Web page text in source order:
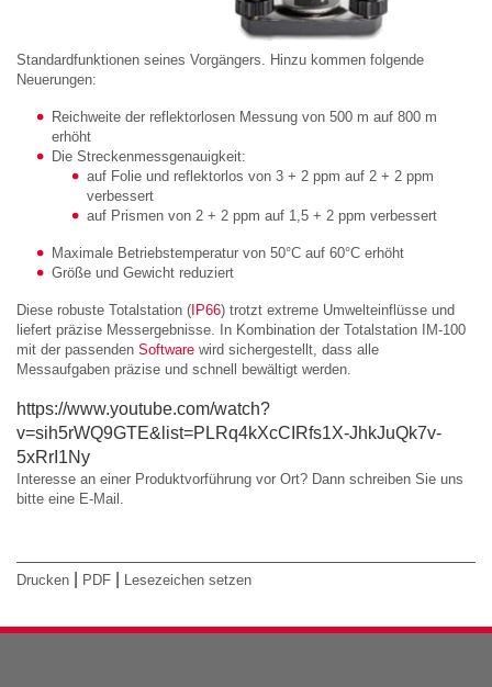
Standardfunktionen seines Vorgängers. Hinzu kommen folgende
Neuerungen:
Reichweite der reflektorlosen Messung von 500 m auf 800 m
erhöht
Die Streckenmessgenauigkeit:
auf Folie und reflektorlos von 3 + 2 ppm auf 2 + 2 ppm
verbessert
auf Prismen von 2 + 2 ppm auf 1,5 + 2 ppm verbessert
Maximale Betriebstemperatur von 50°C auf 60°C erhöht
Größe und Gewicht reduziert
Diese robuste Totalstation ( IP66) trotzt extreme Umwelteinflüsse und
liefert präzise Messergebnisse. In Kombination der Totalstation IM-100
mit der passenden Software wird sichergestellt, dass alle
Messaufgaben präzise und schnell bewältigt werden.
https://www.youtube.com/watch?
v=sih5rWQ9GTE&list=PLRq4kXcCIRfs1X-JhkJuQk7v-
5xRrI1Ny
Interesse an einer Produktvorführung vor Ort? Dann schreiben Sie uns
bitte eine E-Mail.
Drucken PDF Lesezeichen setzen